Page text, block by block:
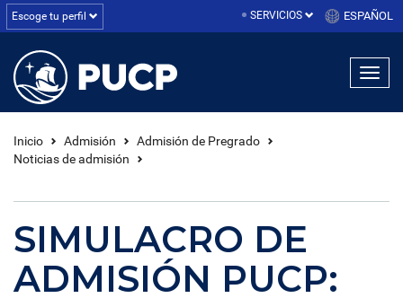
Escoge tu perfil SERVICIOS ESPAÑOL
Inicio Admisión
Admisión de Pregrado
Noticias de admisión
SIMULACRO DE
ADMISIÓN PUCP: